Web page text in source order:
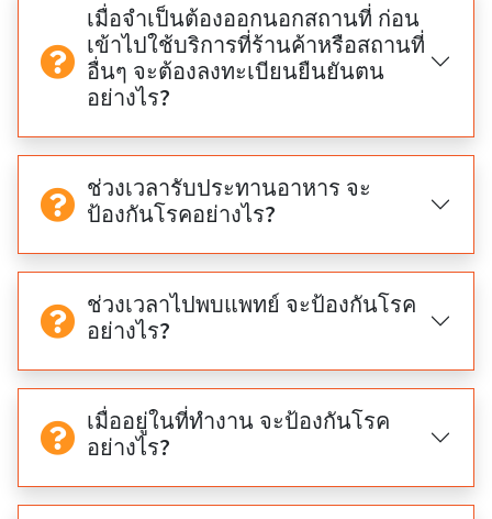
เมื่อจำเป็นต้องออกนอกสถานที่ ก่อน
เข้าไปใช้บริการที่ร้านค้าหรือสถานที่
อื่นๆ จะต้องลงทะเบียนยืนยันตน
อย่างไร?
ช่วงเวลารับประทานอาหาร จะ
ป้องกันโรคอย่างไร?
ช่วงเวลาไปพบแพทย์ จะป้องกันโรค
อย่างไร?
เมื่ออยู่ในที่ทำงาน จะป้องกันโรค
อย่างไร?